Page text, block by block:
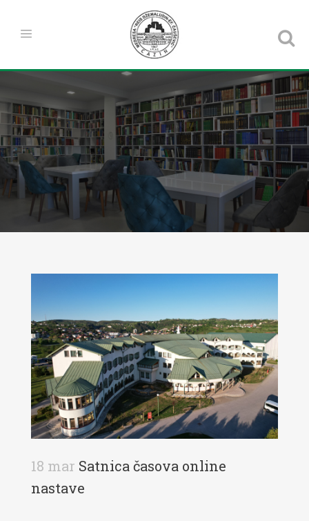
18 mar Satnica časova online
nastave